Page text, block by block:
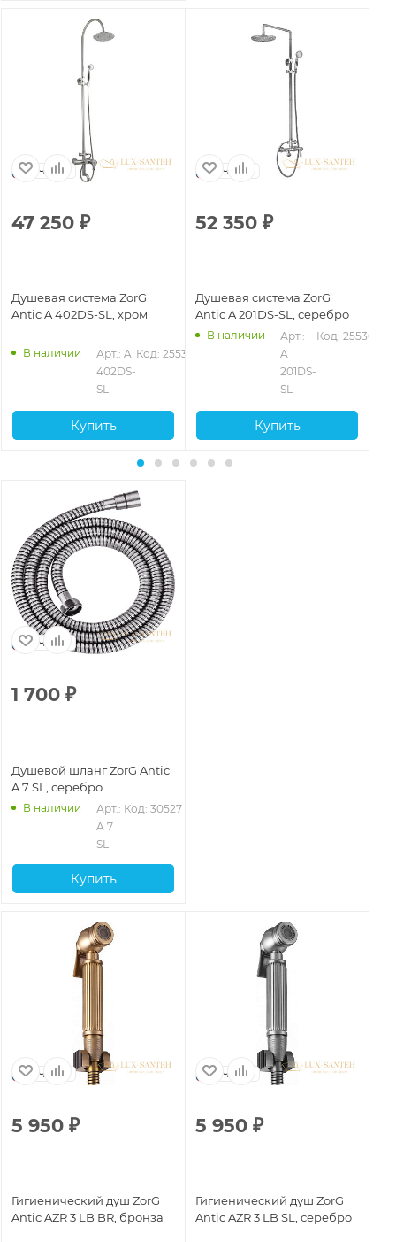
Чехия
47 250 ₽
Душевая система ZorG
Antic A 402DS-SL, хром
В наличии
Арт.: A
402DS-
SL
Код: 25538
Купить
Чехия
52 350 ₽
Душевая система ZorG
Antic A 201DS-SL, серебро
В наличии
Арт.:
A
201DS-
SL
Код: 25536
Купить
Чехия
1 700 ₽
Душевой шланг ZorG Antic
A 7 SL, серебро
В наличии
Арт.:
A 7
SL
Код: 30527
Купить
Чехия
5 950 ₽
Гигиенический душ ZorG
Antic AZR 3 LB BR, бронза
Чехия
5 950 ₽
Гигиенический душ ZorG
Antic AZR 3 LB SL, серебро